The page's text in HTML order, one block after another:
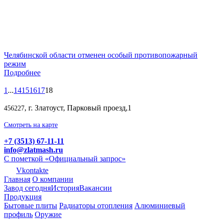
Челябинской области отменен особый противопожарный
режим
Подробнее
1 ...1415161718
456227, г. Златоуст, Парковый проезд,1
Смотреть на карте
+7 (3513) 67-11-11
info@zlatmash.ru
С пометкой «Официальный запрос»
Vkontakte
Главная О компании
Завод сегодняИсторияВакансии
Продукция
Бытовые плиты Радиаторы отопления Алюминиевый
профиль Оружие